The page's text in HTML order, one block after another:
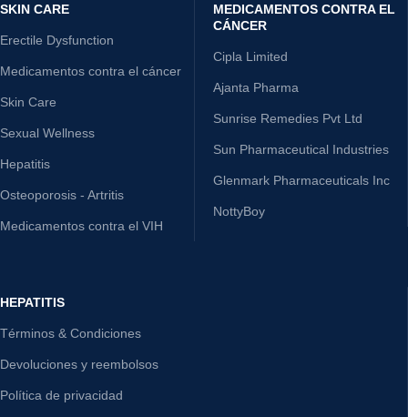
SKIN CARE
Erectile Dysfunction
Medicamentos contra el cáncer
Skin Care
Sexual Wellness
Hepatitis
Osteoporosis - Artritis
Medicamentos contra el VIH
MEDICAMENTOS CONTRA EL
CÁNCER
Cipla Limited
Ajanta Pharma
Sunrise Remedies Pvt Ltd
Sun Pharmaceutical Industries
Glenmark Pharmaceuticals Inc
NottyBoy
HEPATITIS
Términos & Condiciones
Devoluciones y reembolsos
Política de privacidad